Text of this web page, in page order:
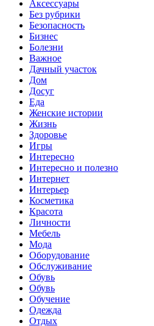
Аксессуары
Без рубрики
Безопасность
Бизнес
Болезни
Важное
Дачный участок
Дом
Досуг
Еда
Женские истории
Жизнь
Здоровье
Игры
Интересно
Интересно и полезно
Интернет
Интерьер
Косметика
Красота
Личности
Мебель
Мода
Оборудование
Обслуживание
Обувь
Обувь
Обучение
Одежда
Отдых